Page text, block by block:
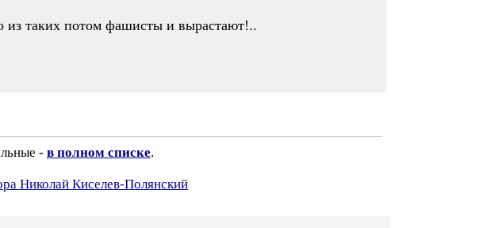
из таких потом фашисты и вырастают!..
- в полном списке.
Николай Киселев-Полянский